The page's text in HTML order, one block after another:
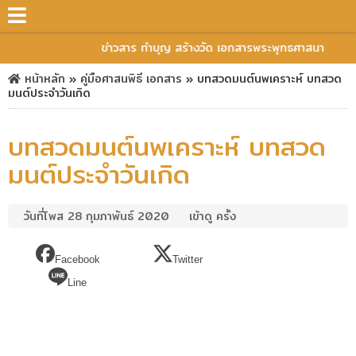
ข่าวสาร ทำบุญ สร้างวัด เอกสารพระพุทธศาสนา
หน้าหลัก » คู่มือศาสนพิธี เอกสาร » บทสวดมนต์นพเคราะห์ บทสวด
มนต์ประจำวันเกิด
บทสวดมนต์นพเคราะห์ บทสวด
มนต์ประจำวันเกิด
วันที่โพส 28 กุมภาพันธ์ 2020 เข้าดู ครั้ง
Facebook
Twitter
Line